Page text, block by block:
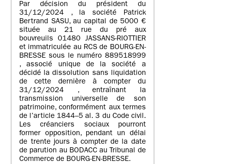
Par décision du président du
31/12/2024 , la société Patrick
Bertrand SASU, au capital de 5000 €
située au 21 rue du pré aux
bouvreuils 01480 JASSANS-RIOTTIER
et immatriculée au RCS de BOURG-EN-
BRESSE sous le numéro 889518999
, associé unique de la société a
décidé la dissolution sans liquidation
de cette dernière à compter du
31/12/2024 , entraînant la
transmission universelle de son
patrimoine, conformément aux termes
de l’article 1844–5 al. 3 du Code civil.
Les créanciers sociaux pourront
former opposition, pendant un délai
de trente jours à compter de la date
de parution au BODACC au Tribunal de
Commerce de BOURG-EN-BRESSE.